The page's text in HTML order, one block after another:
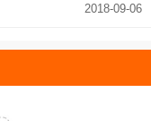
2018-09-06